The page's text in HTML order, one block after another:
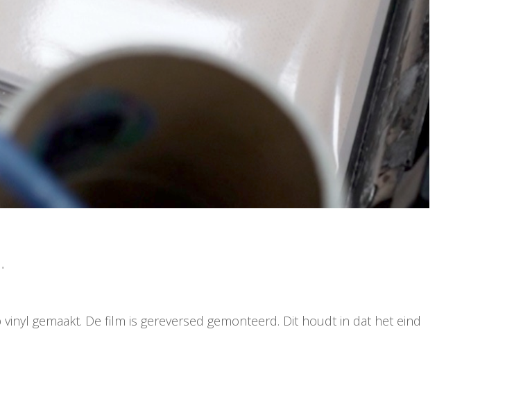
gemaakt. De film is gereversed gemonteerd. Dit houdt in dat het eind